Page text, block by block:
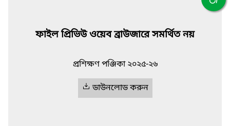
ফাইল প্রিভিউ ওয়েব ব্রাউজারে সমর্থিত নয়
প্রশিক্ষণ পঞ্জিকা ২০২৫-২৬
ডাউনলোড করুন